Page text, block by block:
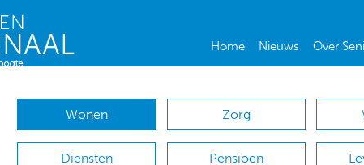
Home Nieuws Over
Wonen Zorg
Diensten Pensioen